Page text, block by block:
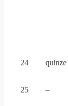
24 quinze
25
–